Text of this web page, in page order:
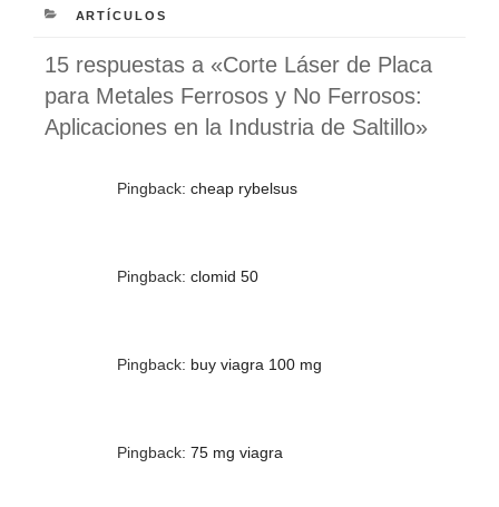
CATEGORÍAS
ARTÍCULOS
15 respuestas a «Corte Láser de Placa
para Metales Ferrosos y No Ferrosos:
Aplicaciones en la Industria de Saltillo»
Pingback: cheap rybelsus
Pingback: clomid 50
Pingback: buy viagra 100 mg
Pingback: 75 mg viagra